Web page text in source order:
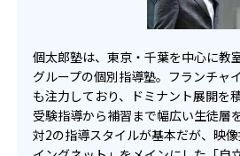
状況や成績を常に把握し、「良き相
トータルな形で支援する。保護者へ
は実施し、生徒の学習状況や今後の
快に伝えると共に、進路相談も随時
ている。
修を経た人材を擁しているため、信
・講師を変更できる
個別指導においては、生徒と講師と
効果を大きく左右する。個太郎塾に
は、マッチングを十分に考慮した上
ているが、それでも相性が異なるケ
中央大学附属中学 -
東洋大学京北中学校 -
日本大学第一中学校 -
個太郎塾は、東京・千葉を中心に教
グループの個別指導塾。フランチャ
も注力しており、ドミナント展開を
受験指導から補習まで幅広い生徒層
対2の指導スタイルが基本だが、映